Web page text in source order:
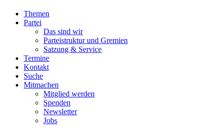
Themen
Partei
Das sind wir
Parteistruktur und Gremien
Satzung & Service
Termine
Kontakt
Suche
Mitmachen
Mitglied werden
Spenden
Newsletter
Jobs